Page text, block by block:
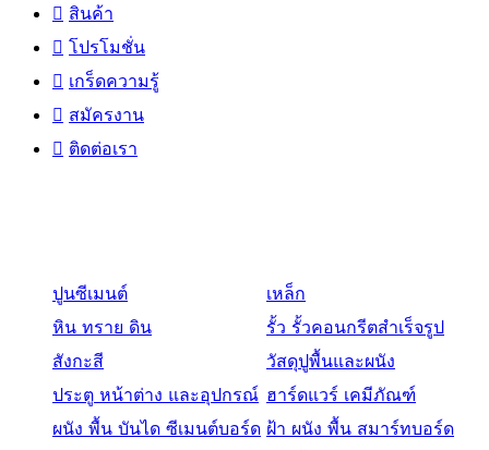
สินค้า
โปรโมชั่น
เกร็ดความรู้
สมัครงาน
ติดต่อเรา
ปูนซีเมนต์
เหล็ก
หิน ทราย ดิน
รั้ว รั้วคอนกรีตสำเร็จรูป
สังกะสี
วัสดุปูพื้นและผนัง
ประตู หน้าต่าง และอุปกรณ์ ฮาร์ดแวร์ เคมีภัณฑ์
ผนัง พื้น บันได ซีเมนต์บอร์ด ฝ้า ผนัง พื้น สมาร์ทบอร์ด